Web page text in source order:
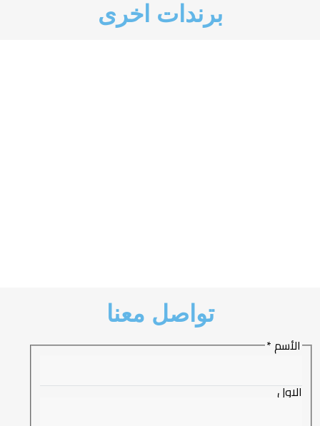
برندات اخرى
تواصل معنا
الأسم*
الاول